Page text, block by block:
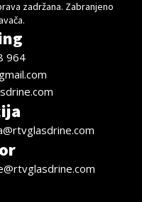
zadržana. Zabranjeno
964